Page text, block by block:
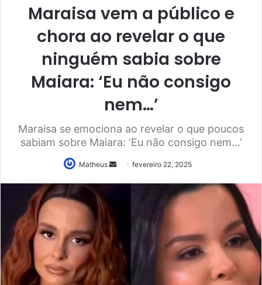
Maraisa vem a público e
chora ao revelar o que
ninguém sabia sobre
Maiara: ‘Eu não consigo
nem…’
Maraisa se emociona ao revelar o que poucos
sabiam sobre Maiara: ‘Eu não consigo nem…’
Matheus
Mandefevereiro 22, 2025